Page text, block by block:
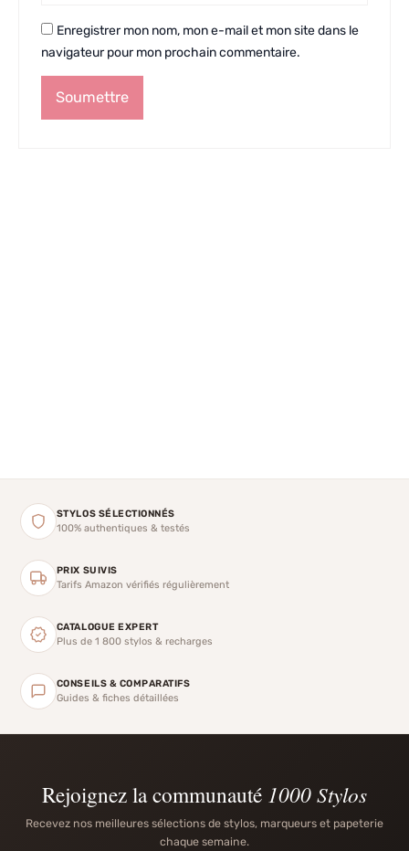
Enregistrer mon nom, mon e-mail et mon site dans le
navigateur pour mon prochain commentaire.
STYLOS SÉLECTIONNÉS
100% authentiques & testés
PRIX SUIVIS
Tarifs Amazon vérifiés régulièrement
CATALOGUE EXPERT
Plus de 1 800 stylos & recharges
CONSEILS & COMPARATIFS
Guides & fiches détaillées
Rejoignez la communauté 1000 Stylos
Recevez nos meilleures sélections de stylos, marqueurs et papeterie
chaque semaine.